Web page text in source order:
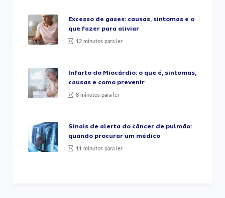
Excesso de gases: causas, sintomas e o
que fazer para aliviar
12 minutos para ler
Infarto do Miocárdio: o que é, sintomas,
causas e como prevenir
8 minutos para ler
Sinais de alerta do câncer de pulmão:
quando procurar um médico
11 minutos para ler